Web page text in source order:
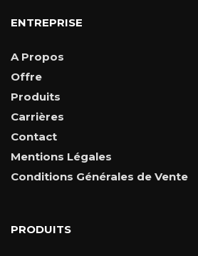
ENTREPRISE
A Propos
Offre
Produits
Carrières
Contact
Mentions Légales
Conditions Générales de Vente
PRODUITS